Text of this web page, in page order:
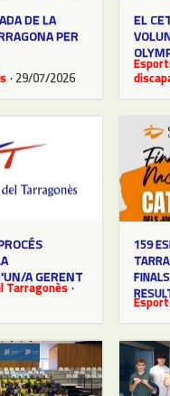
DE LA
PER
· 29/07/2026
EL
A GERENT
Tarragonès ·
159